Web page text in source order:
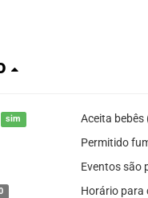
sim Aceita bebês
Permitido
Eventos são
Horário para